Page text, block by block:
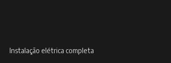
instalação elétrica completa